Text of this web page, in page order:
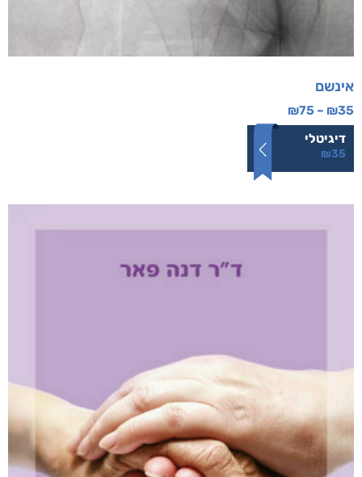
אינשם
₪35
–
₪75
דיגיטלי
₪35